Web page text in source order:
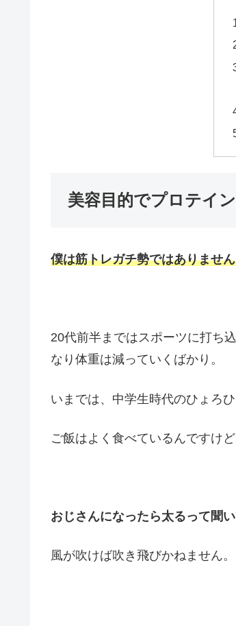
美容目的でプロテイ
僕は筋トレガチ勢ではありませ
20代前半まではスポーツに打ち
なり体重は減っていくばかり。
いまでは、中学生時代のひょろ
ご飯はよく食べているんですけど
おじさんになったら太るって聞
風が吹けば吹き飛びかねません。